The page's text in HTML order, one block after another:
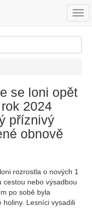
se loni opět
2024
příznivý
obnově
rozrostla o nových 1
cestou nebo výsadbou
po sobě byla
holiny. Lesníci vysadili